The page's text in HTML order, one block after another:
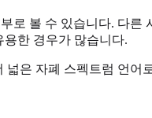
볼 수 있습니다. 다른
한 경우가 많습니다.
은 자폐 스펙트럼 언어